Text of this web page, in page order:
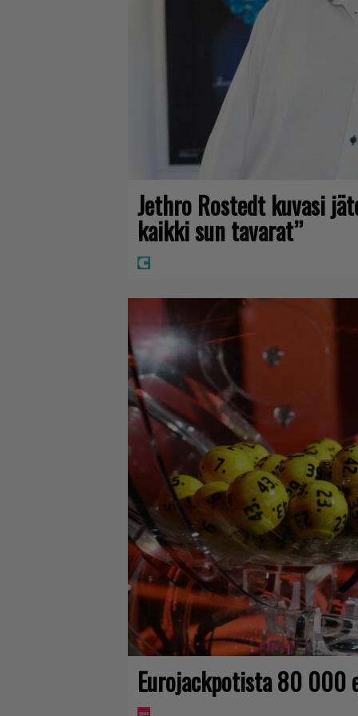
Jethro Rostedt kuvasi
kaikki sun tavarat”
Eurojackpotista 80 000